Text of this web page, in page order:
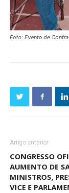
Foto: Evento de
Artigo anterior
CONGRESSO
AUMENTO DE
MINISTROS,
VICE E